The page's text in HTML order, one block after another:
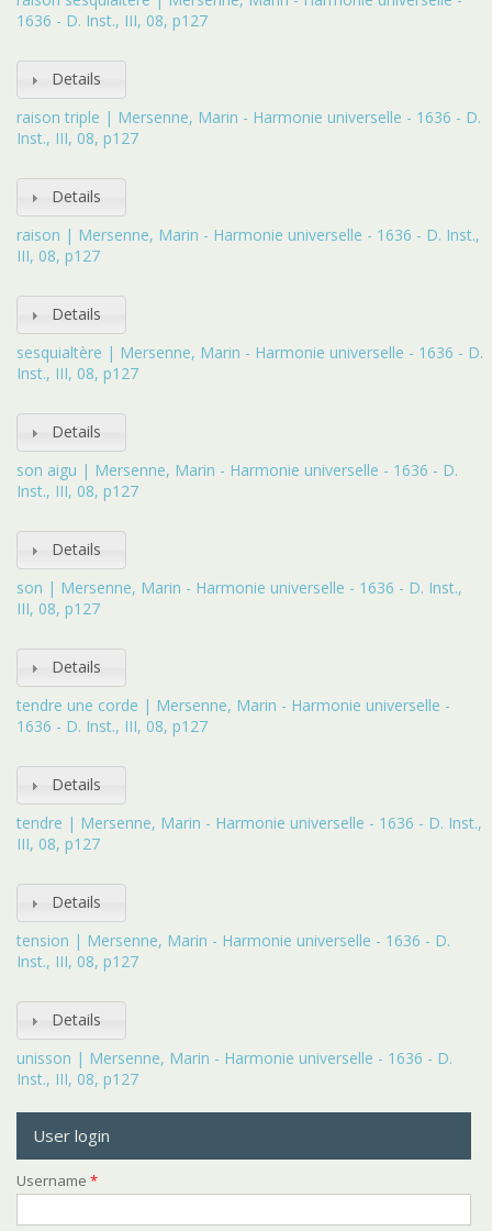
1636 - D. Inst., III, 08, p127
Details
raison triple | Mersenne, Marin - Harmonie universelle - 1636 - D.
Inst., III, 08, p127
Details
raison | Mersenne, Marin - Harmonie universelle - 1636 - D. Inst.,
III, 08, p127
Details
sesquialtère | Mersenne, Marin - Harmonie universelle - 1636 - D.
Inst., III, 08, p127
Details
son aigu | Mersenne, Marin - Harmonie universelle - 1636 - D.
Inst., III, 08, p127
Details
son | Mersenne, Marin - Harmonie universelle - 1636 - D. Inst.,
III, 08, p127
Details
tendre une corde | Mersenne, Marin - Harmonie universelle -
1636 - D. Inst., III, 08, p127
Details
tendre | Mersenne, Marin - Harmonie universelle - 1636 - D. Inst.,
III, 08, p127
Details
tension | Mersenne, Marin - Harmonie universelle - 1636 - D.
Inst., III, 08, p127
Details
unisson | Mersenne, Marin - Harmonie universelle - 1636 - D.
Inst., III, 08, p127
User login
Username *